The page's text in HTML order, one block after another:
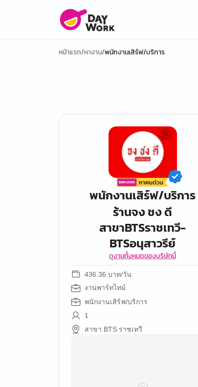
หน้าแรก/หางาน/พนักงานเสิร์ฟ/บริการ
พนักงานเสิร์ฟ/บริการ
ร้านจง ชง ดี
สาขาBTSราชเทวี-
BTSอนุสาวรีย์
ดูงานทั้งหมดของบริษัทนี้
436.36 บาท/วัน
งานพาร์ทไทม์
พนักงานเสิร์ฟ/บริการ
1
สาขา BTS ราชเทวี